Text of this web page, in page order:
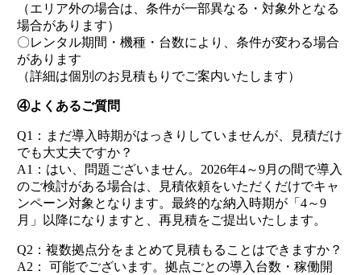
（エリア外の場合は、条件が一部異なる・対象外となる
場合があります）
〇レンタル期間・機種・台数により、条件が変わる場合
があります
（詳細は個別のお見積もりでご案内いたします）
④よくあるご質問
Q1：まだ導入時期がはっきりしていませんが、見積だけ
でも大丈夫ですか？
A1：はい、問題ございません。2026年4～9月の間で導入
のご検討がある場合は、見積依頼をいただくだけでキャ
ンペーン対象となります。最終的な納入時期が「4～9
月」以降になりますと、再見積をご提出いたします。
Q2：複数拠点分をまとめて見積もることはできますか？
A2： 可能でございます。拠点ごとの導入台数・稼働開